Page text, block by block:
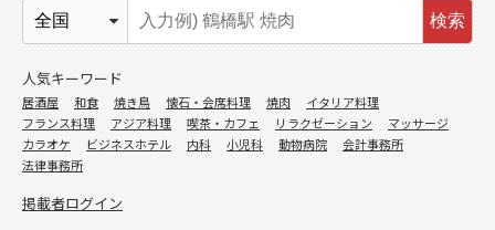
検索
人気キーワード
居酒屋 和食 焼き鳥 懐石・会席料理 焼肉
イタリア料理
フランス料理
アジア料理 喫茶・カフェ リラクゼーション
マッサージ
カラオケ
ビジネスホテル 内科 小児科 動物病院
会計事務所
法律事務所
掲載者ログイン